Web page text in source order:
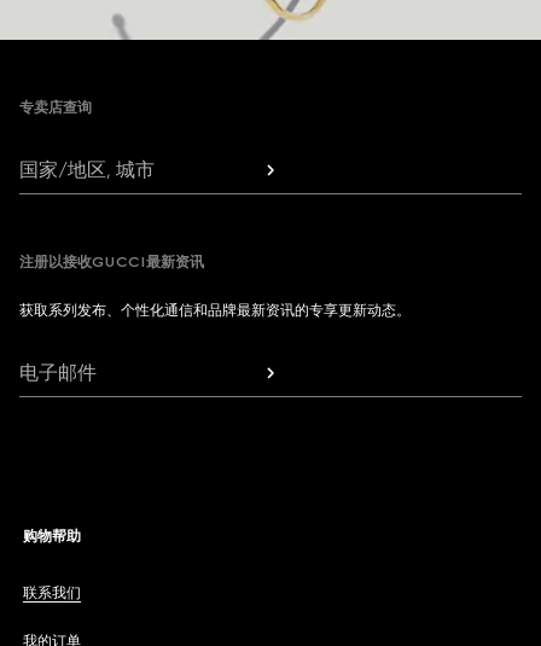
Footer
专卖店查询
国家/地区, 城市
注册以接收GUCCI最新资讯
获取系列发布、个性化通信和品牌最新资讯的专享更新动态。
电子邮件
购物帮助
联系我们
我的订单